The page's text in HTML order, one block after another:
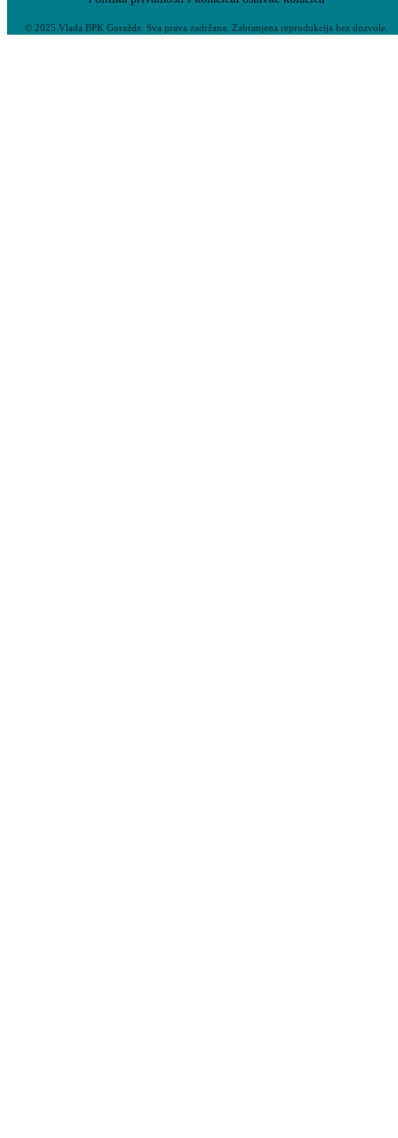
© 2025 Vlada BPK Goražde. Sva prava zadržana. Zabranjena reprodukcija bez dozvole.